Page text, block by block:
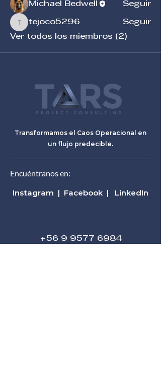
Michael Bedwell Seguir
tejoco5296
tejoco5296 Seguir
Ver todos los miembros (2)
Transformamos el Caos Operacional en
un flujo predecible.
Encuéntranos en:
Instagram | Facebook | LinkedIn
+56 9 9577 6984